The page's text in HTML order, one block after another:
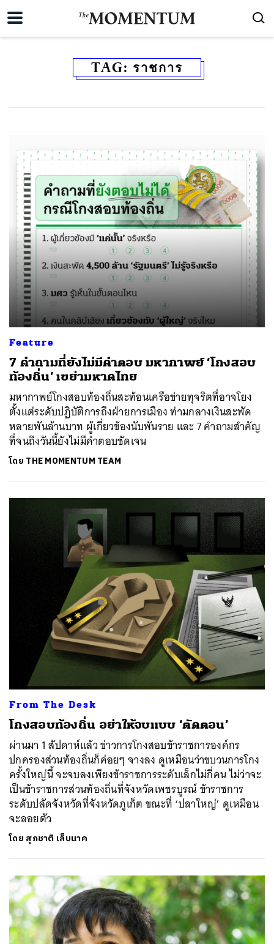
TAG: ราชการ
Feature
7 คำถามที่ยังไม่มีคำตอบ มหากาพย์ ‘โกงสอบ
ท้องถิ่น’ เขย่ามหาดไทย
มหากาพย์โกงสอบท้องถิ่นสะท้อนเครือข่ายทุจริตที่อาจโยง
ตั้งแต่ระดับปฏิบัติการถึงฝ่ายการเมือง ท่ามกลางเงินสะพัด
หลายพันล้านบาท ผู้เกี่ยวข้องนับพันราย และ 7 คำถามสำคัญ
ที่จนถึงวันนี้ยังไม่มีคำตอบชัดเจน
โดย THE MOMENTUM TEAM
From The Desk
โกงสอบท้องถิ่น อย่าให้จบแบบ ‘ตัดตอน’
ผ่านมา 1 สัปดาห์แล้ว ข่าวการโกงสอบข้าราชการองค์กร
ปกครองส่วนท้องถิ่นก็ค่อยๆ จางลง ดูเหมือนว่าขบวนการโกง
ครั้งใหญ่นี้ จะจบลงเพียงข้าราชการระดับเล็กไม่กี่คน ไม่ว่าจะ
เป็นข้าราชการส่วนท้องถิ่นที่จังหวัดเพชรบูรณ์ ข้าราชการ
ระดับปลัดจังหวัดที่จังหวัดภูเก็ต ขณะที่ ‘ปลาใหญ่’ ดูเหมือน
จะลอยตัว
โดย สุภชาติ เล็บนาค